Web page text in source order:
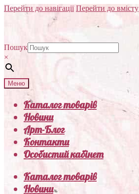
Перейти до навігації Перейти до вмісту
Пошук
×
Меню
Каталог товарів
Новини
Арт-Блог
Контакти
Особистий кабінет
Каталог товарів
Новини